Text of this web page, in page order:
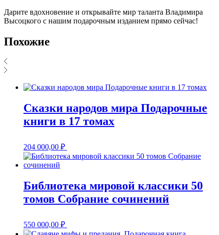
Дарите вдохновение и открывайте мир таланта Владимира
Высоцкого с нашим подарочным изданием прямо сейчас!
Похожие
Сказки народов мира Подарочные
книги в 17 томах
204 000,00 ₽
Библиотека мировой классики 50
томов Собрание сочинений
550 000,00 ₽